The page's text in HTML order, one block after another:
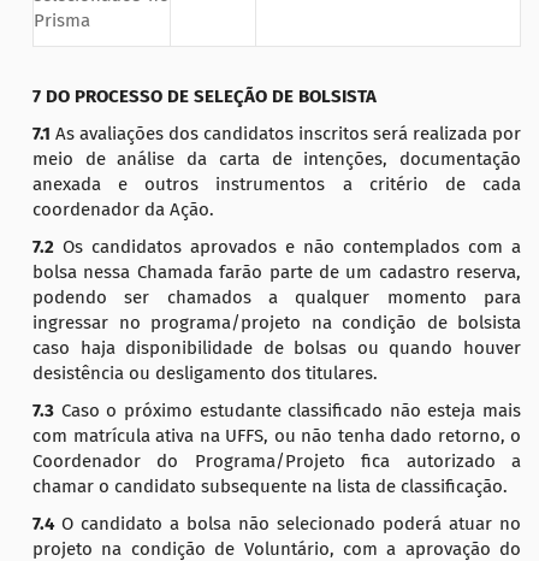
Prisma
7 DO PROCESSO DE SELEÇÃO DE BOLSISTA
7.1 As avaliações dos candidatos inscritos será realizada por
meio de análise da carta de intenções, documentação
anexada e outros instrumentos a critério de cada
coordenador da Ação.
7.2 Os candidatos aprovados e não contemplados com a
bolsa nessa Chamada farão parte de um cadastro reserva,
podendo ser chamados a qualquer momento para
ingressar no programa/projeto na condição de bolsista
caso haja disponibilidade de bolsas ou quando houver
desistência ou desligamento dos titulares.
7.3 Caso o próximo estudante classificado não esteja mais
com matrícula ativa na UFFS, ou não tenha dado retorno, o
Coordenador do Programa/Projeto fica autorizado a
chamar o candidato subsequente na lista de classificação.
7.4O candidato a bolsa não selecionado poderá atuar no
projeto na condição de Voluntário, com a aprovação do